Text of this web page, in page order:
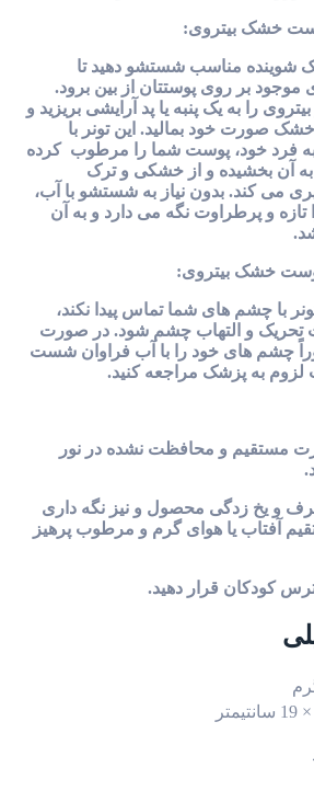
خشک بیتروی:
یک شوینده مناسب شستشو دهید تا
موجود بر روی پوستتان از بین برود.
را به یک پنبه یا پد آرایشی بریزید و
صورت خود بمالید. این تونر با
فرد خود، پوست شما را مرطوب کرده
آن بخشیده و از خشکی و ترک
می کند. بدون نیاز به شستشو با آب،
تازه و پرطراوت نگه می دارد و به آن
خشک بیتروی:
با چشم های شما تماس پیدا نکند،
تحریک و التهاب چشم شود. در صورت
چشم های خود را با آب فراوان شست
به پزشک مراجعه کنید.
مستقیم و محافظت ‌نشده در نور
و یخ ‌زدگی محصول و نیز نگه داری
آفتاب یا هوای گرم و مرطوب پرهیز
کودکان قرار دهید.